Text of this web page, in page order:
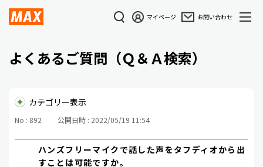
マイページ お問い合わせ
よくあるご質問（Ｑ＆Ａ検索）
カテゴリー表示
No : 892 公開日時 : 2022/05/19 11:54
ハンズフリーマイクで話した声をタフディオから出
すことは可能ですか。